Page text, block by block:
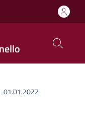
01.01.2022